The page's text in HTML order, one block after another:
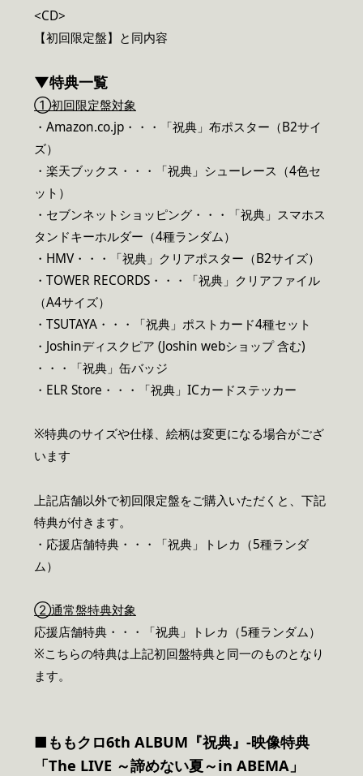
<CD>
【初回限定盤】と同内容
▼特典一覧
①初回限定盤対象
・Amazon.co.jp・・・「祝典」布ポスター（B2サイ
ズ）
・楽天ブックス・・・「祝典」シューレース（4色セ
ット）
・セブンネットショッピング・・・「祝典」スマホス
タンドキーホルダー（4種ランダム）
・HMV・・・「祝典」クリアポスター（B2サイズ）
・TOWER RECORDS・・・「祝典」クリアファイル
（A4サイズ）
・TSUTAYA・・・「祝典」ポストカード4種セット
・Joshinディスクピア (Joshin webショップ 含む)
・・・「祝典」缶バッジ
・ELR Store・・・「祝典」ICカードステッカー
※特典のサイズや仕様、絵柄は変更になる場合がござ
います
上記店舗以外で初回限定盤をご購入いただくと、下記
特典が付きます。
・応援店舗特典・・・「祝典」トレカ（5種ランダ
ム）
②通常盤特典対象
応援店舗特典・・・「祝典」トレカ（5種ランダム）
※こちらの特典は上記初回盤特典と同一のものとなり
ます。
■ももクロ6th ALBUM『祝典』-映像特典
「The LIVE ～諦めない夏～in ABEMA」